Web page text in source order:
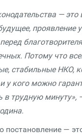
— это
проявление
Потому что
стабильные НКО,
у кого можно
в трудную минуту»,
постановление —